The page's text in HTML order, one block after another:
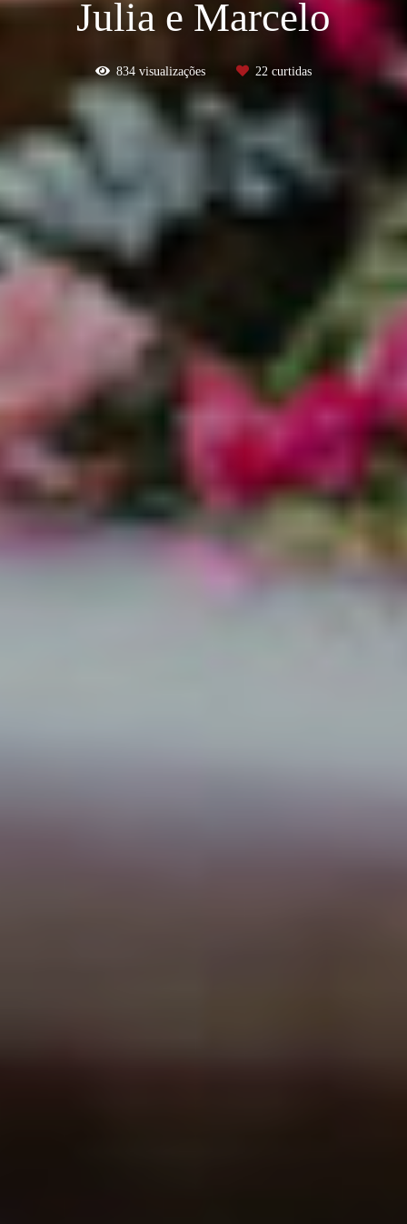
Julia e Marcelo
834 visualizações 22 curtidas